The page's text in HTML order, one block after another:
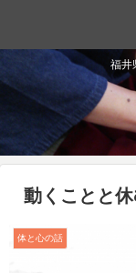
福井
動くことと休
体と心の話